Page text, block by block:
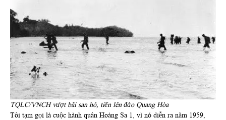
TQLC/VNCH vượt bãi san hô, tiến lên đảo Quang Hòa
Tôi tạm gọi là cuộc hành quân Hoàng Sa 1, vì nó diễn ra năm 1959,